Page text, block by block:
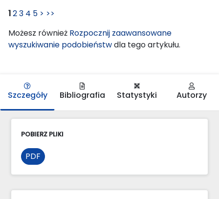
123 4 5 > >>
Możesz również Rozpocznij zaawansowane
wyszukiwanie podobieństwdla tego artykułu.
Szczegóły Bibliografia Statystyki Autorzy
POBIERZ PLIKI
PDF